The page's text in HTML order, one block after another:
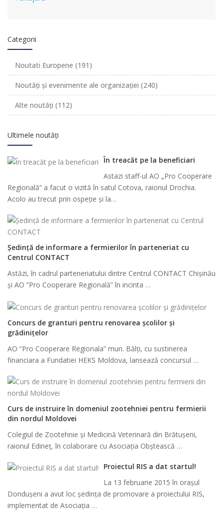
Categorii
Noutati Europene (191)
Noutăți și evenimente ale organizației (240)
Alte noutăți (112)
Ultimele noutăți
În treacăt pe la beneficiari
Astazi staff-ul AO „Pro Cooperare
Regională” a facut o vizită în satul Cotova, raionul Drochia.
Acolo au trecut prin ospeție și la…
Ședință de informare a fermierilor în parteneriat cu
Centrul CONTACT
Astăzi, în cadrul parteneriatului dintre Centrul CONTACT Chișinău
și AO ”Pro Cooperare Regională” în incinta …
Concurs de granturi pentru renovarea școlilor și
grădinițelor
AO “Pro Cooperare Regionala” mun. Bălți, cu sustinerea
financiara a Fundatiei HEKS Moldova, lansează concursul …
Curs de instruire în domeniul zootehniei pentru fermierii
din nordul Moldovei
Colegiul de Zootehnie și Medicină Veterinară din Brătușeni,
raionul Edineț, în colaborare cu Asociația Obștească …
Proiectul RIS a dat startul!
La 13 februarie 2015 în orașul
Dondușeni a avut loc ședința de promovare a proiectului RIS,
implementat de Asociația …